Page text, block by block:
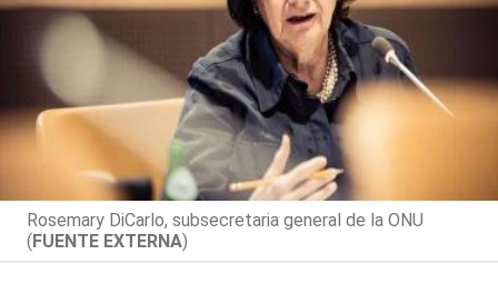
Rosemary DiCarlo, subsecretaria general de la ONU
(FUENTE EXTERNA)